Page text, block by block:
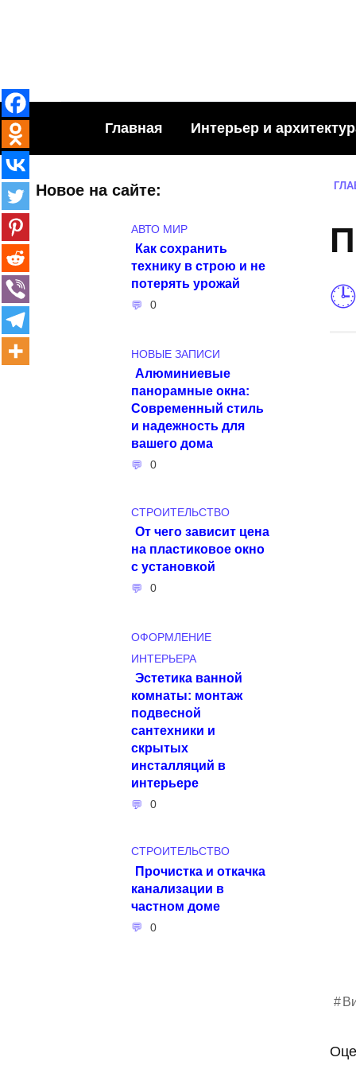
Главная Интерьер и
Новое на сайте:
АВТО МИР
Как сохранить
технику в строю и не
потерять урожай
0
НОВЫЕ ЗАПИСИ
Алюминиевые
панорамные окна:
Современный стиль
и надежность для
вашего дома
0
СТРОИТЕЛЬСТВО
От чего зависит цена
на пластиковое окно
с установкой
0
ОФОРМЛЕНИЕ
ИНТЕРЬЕРА
Эстетика ванной
комнаты: монтаж
подвесной
сантехники и
скрытых
инсталляций в
интерьере
0
СТРОИТЕЛЬСТВО
Прочистка и откачка
канализации в
частном доме
0